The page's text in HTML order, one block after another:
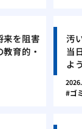
来を阻害
育的・
汚
当
よ
ゴ